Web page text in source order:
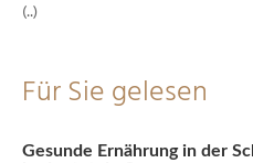
(..)
Für Sie gelesen
Gesunde Ernährung in der